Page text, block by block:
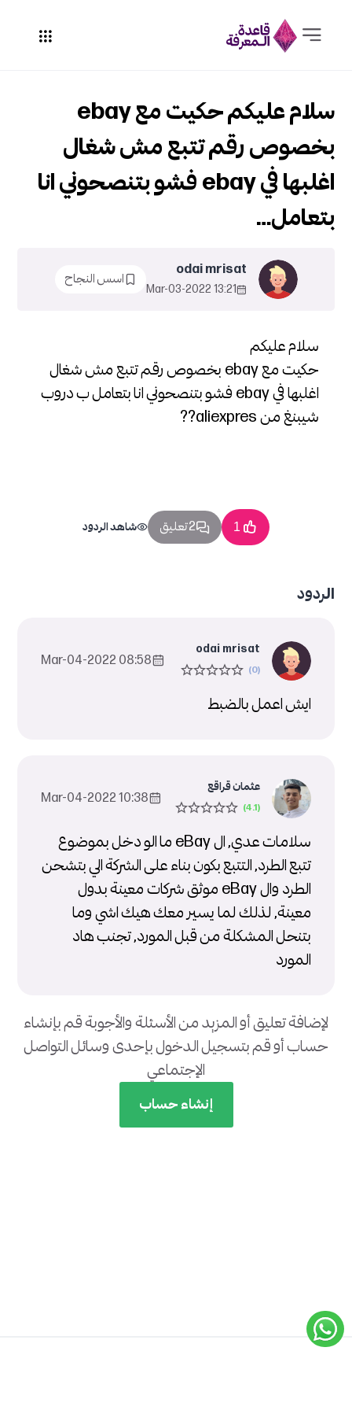
سلام عليكم
حكيت مع ebay بخصوص رقم تتبع مش شغال
اغلبها في ebay فشو بتنصحوني انا بتعامل ب دروب
شيبنغ من aliexpres??
سلام عليكم حكيت مع ebay
بخصوص رقم تتبع مش شغال
اغلبها في ebay فشو بتنصحوني انا
بتعامل…
odai mrisat
13:21 2022-Mar-03
اسس النجاح
1 2 تعليق شاهد الردود
الردود
odai mrisat
08:58 2022-Mar-04
ايش اعمل بالضبط
عثمان قراقع
10:38 2022-Mar-04
سلامات عدي, ال eBay ما الو دخل بموضوع
تتبع الطرد, التتبع بكون بناء على الشركة الي بتشحن
الطرد وال eBay موثق شركات معينة بدول
معينة, لذلك لما يسير معك هيك اشي وما
بتنحل المشكلة من قبل المورد, تجنب هاد
المورد
لإضافة تعليق أو المزيد من الأسئلة والأجوبة قم بإنشاء
حساب أو قم بتسجيل الدخول بإحدى وسائل التواصل
الإجتماعي
إنشاء حساب